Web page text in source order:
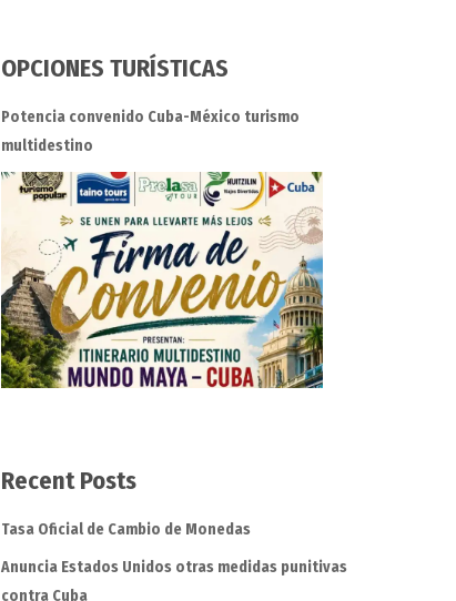
OPCIONES TURÍSTICAS
Potencia convenido Cuba-México turismo
multidestino
Recent Posts
Tasa Oficial de Cambio de Monedas
Anuncia Estados Unidos otras medidas punitivas
contra Cuba